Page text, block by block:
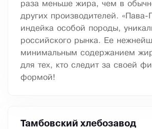
раза меньше жира, чем в
других производителей. «Пава-
индейка особой породы,
российского рынка. Ее
минимальным содержанием
для тех, кто следит за своей
формой!
Тамбовский хлебозавод